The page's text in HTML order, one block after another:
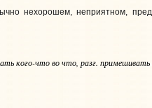
нехорошем, неприятном,
кого-что во что, разг. примешивать